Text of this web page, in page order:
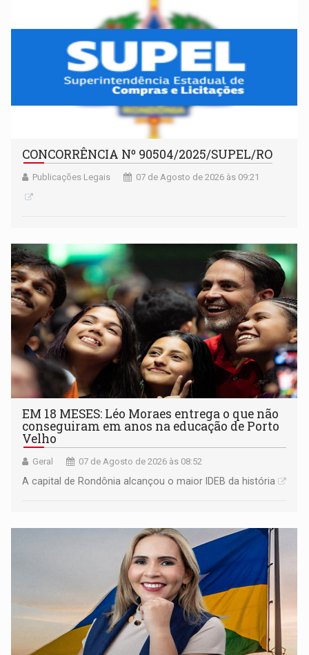
CONCORRÊNCIA Nº 90504/2025/SUPEL/RO
Publicações Legais 07 de Agosto de 2026 às 09:21
EM 18 MESES: Léo Moraes entrega o que não
conseguiram em anos na educação de Porto
Velho
Geral 07 de Agosto de 2026 às 08:52
A capital de Rondônia alcançou o maior IDEB da história